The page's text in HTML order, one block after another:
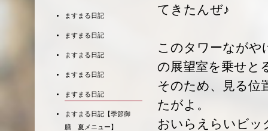
てきたんぜ♪
このタワーながや
の展望室を乗せと
そのため、見る位
たがよ。
おいらえらいビッ
ますまる日記
ますまる日記
ますまる日記
ますまる日記
ますまる日記
ますまる日記【季節御
膳 夏メニュー】